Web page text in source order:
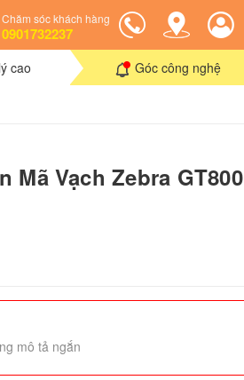
Chăm sóc khách hàng
0901732237
cao Góc công nghệ
Mã Vạch Zebra GT800
mô tả ngắn